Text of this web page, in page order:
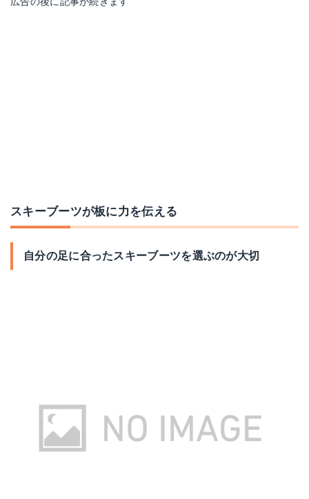
スキーブーツが板に力を伝える
自分の足に合ったスキーブーツを選ぶのが大切